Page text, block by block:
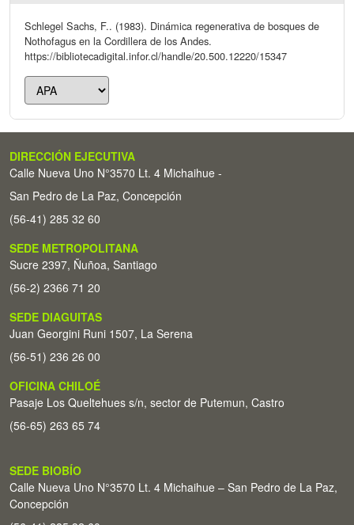
Schlegel Sachs, F.. (1983). Dinámica regenerativa de bosques de
Nothofagus en la Cordillera de los Andes.
https://bibliotecadigital.infor.cl/handle/20.500.12220/15347
DIRECCIÓN EJECUTIVA
Calle Nueva Uno N°3570 Lt. 4 Michaihue -
San Pedro de La Paz, Concepción
(56-41) 285 32 60
SEDE METROPOLITANA
Sucre 2397, Ñuñoa, Santiago
(56-2) 2366 71 20
SEDE DIAGUITAS
Juan Georgini Runi 1507, La Serena
(56-51) 236 26 00
OFICINA CHILOÉ
Pasaje Los Queltehues s/n, sector de Putemun, Castro
(56-65) 263 65 74
SEDE BIOBÍO
Calle Nueva Uno N°3570 Lt. 4 Michaihue – San Pedro de La Paz,
Concepción